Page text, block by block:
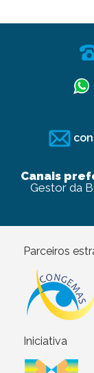
Canais
Gestor da
Parceiros
Iniciativa